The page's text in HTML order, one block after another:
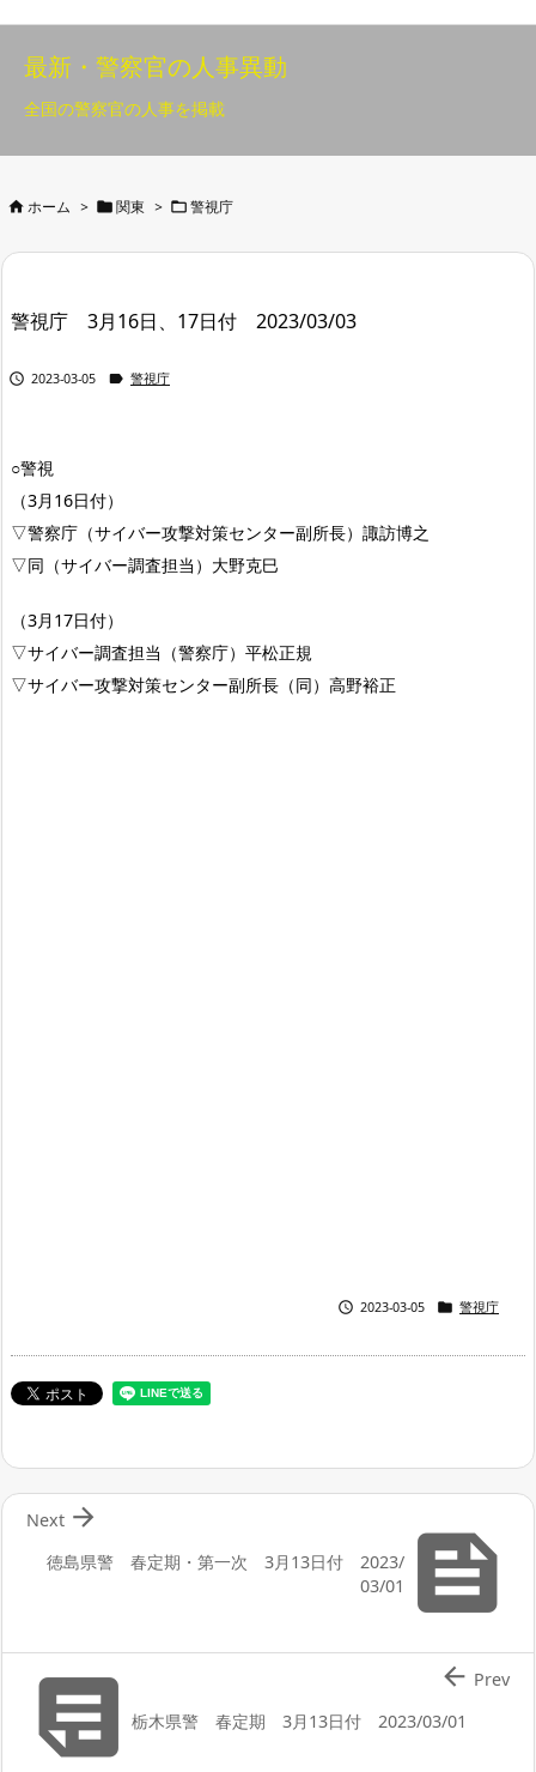
最新・警察官の人事異動
全国の警察官の人事を掲載
 ホーム >  関東 >  警視庁
警視庁 3月16日、17日付 2023/03/03
 2023-03-05  警視庁
○警視
（3月16日付）
▽警察庁（サイバー攻撃対策センター副所長）諏訪博之
▽同（サイバー調査担当）大野克巳
（3月17日付）
▽サイバー調査担当（警察庁）平松正規
▽サイバー攻撃対策センター副所長（同）高野裕正
 2023-03-05  警視庁

徳島県警 春定期・第一次 3月13日付 2023/
03/01

Next
栃木県警 春定期 3月13日付 2023/03/01
 Prev